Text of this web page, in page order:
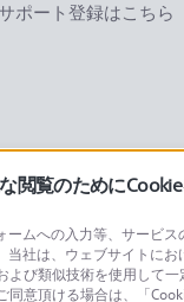
ポート登録はこちら
用製品に関する
閲覧のためにCookie
ームへの入力等、サービ
社は、ウェブサイトに
よび類似技術を使用して
同意頂ける場合は、「